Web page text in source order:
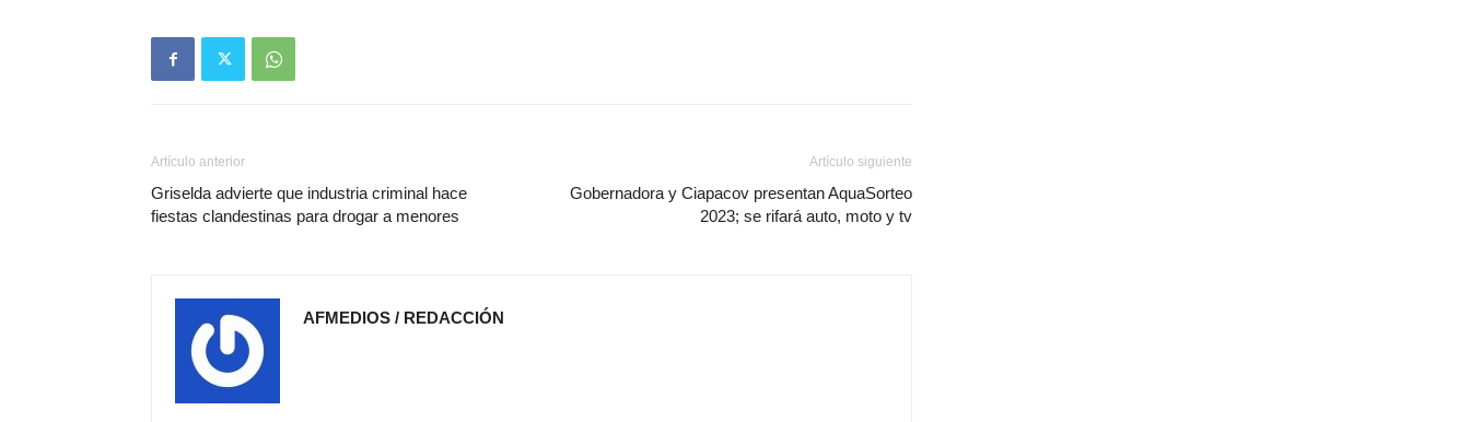
Artículo anterior
Griselda advierte que industria criminal hace
fiestas clandestinas para drogar a menores
Artículo siguiente
Gobernadora y Ciapacov presentan AquaSorteo
2023; se rifará auto, moto y tv
AFMEDIOS / REDACCIÓN